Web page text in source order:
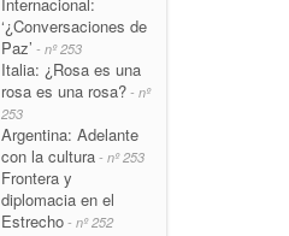
‘¿Conversaciones de
Paz’ - nº 253
Italia: ¿Rosa es una
rosa es una rosa? - nº
253
Argentina: Adelante
con la cultura - nº 253
Frontera y
diplomacia en el
Estrecho - nº 252